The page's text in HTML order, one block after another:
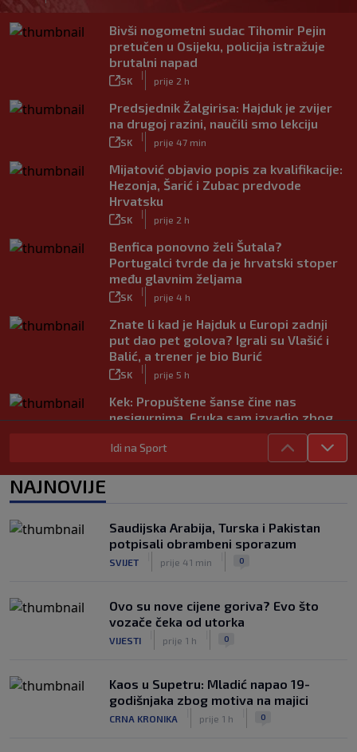
Bivši nogometni sudac Tihomir Pejin
pretučen u Osijeku, policija istražuje
brutalni napad
SK
|
prije 2 h
Predsjednik Žalgirisa: Hajduk je zvijer
na drugoj razini, naučili smo lekciju
SK
|
prije 47 min
Mijatović objavio popis za kvalifikacije:
Hezonja, Šarić i Zubac predvode
Hrvatsku
SK
|
prije 2 h
Benfica ponovno želi Šutala?
Portugalci tvrde da je hrvatski stoper
među glavnim željama
SK
|
prije 4 h
Znate li kad je Hajduk u Europi zadnji
put dao pet golova? Igrali su Vlašić i
Balić, a trener je bio Burić
SK
|
prije 5 h
Kek: Propuštene šanse čine nas
nesigurnima. Fruka sam izvadio zbog
ozljede, pripremamo se na život bez
njega
otvaranju Ramljakova turnira
SK
|
prije 4 h
Trener Žalgirisa ne odustaje: ‘Vidi se
iznenaditi na Poljudu’
SK
|
prije 5 h
Idi na Sport
NAJNOVIJE
Saudijska Arabija, Turska i Pakistan
potpisali obrambeni sporazum
SVIJET prije 41 min 0
Ovo su nove cijene goriva? Evo što
vozače čeka od utorka
VIJESTI prije 1 h 0
Kaos u Supetru: Mladić napao 19-
godišnjaka zbog motiva na majici
CRNA KRONIKA prije 1 h 0